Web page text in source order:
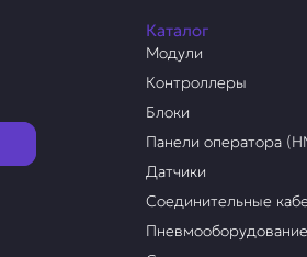
Каталог
Модули
Контроллеры
Блоки
Панели оператора
Датчики
Соединительные
Пневмооборудование